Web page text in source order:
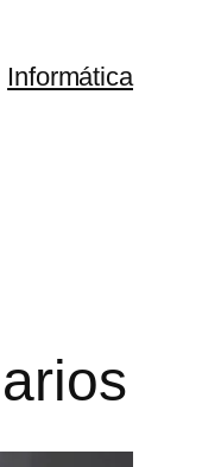
Informática